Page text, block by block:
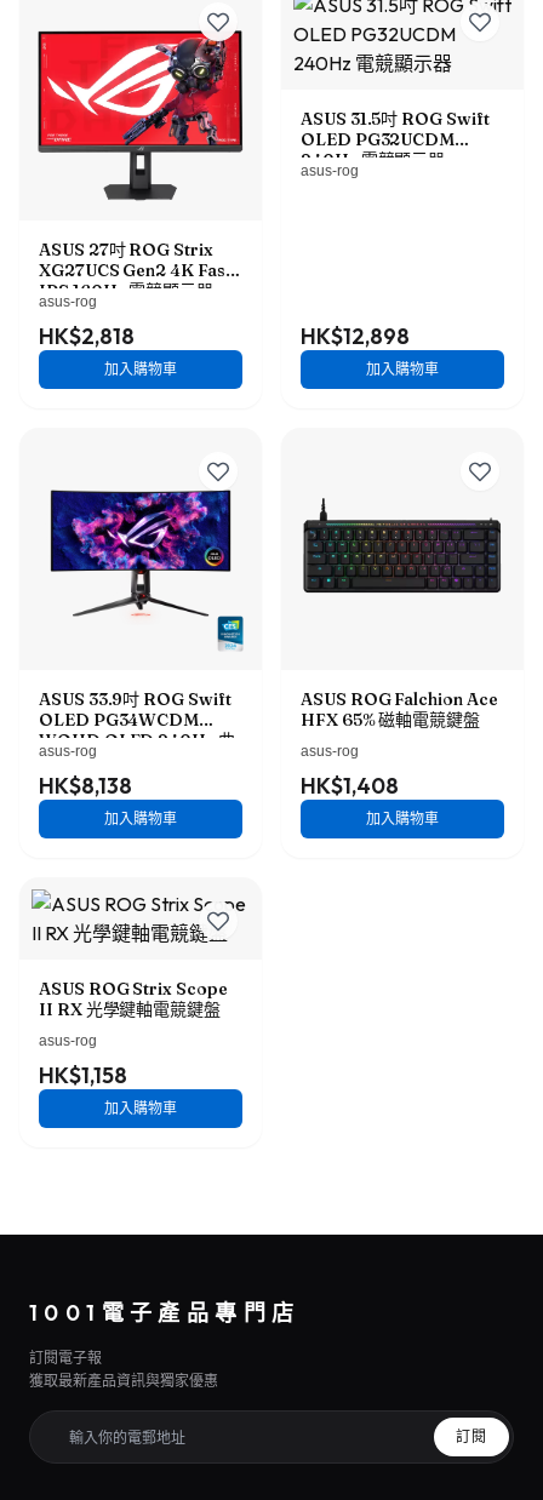
ASUS 27吋 ROG Strix
XG27UCS Gen2 4K Fast
IPS 160Hz 電競顯示器
XG27UCSR
asus-rog
HK$2,818
加入購物車
ASUS 31.5吋 ROG Swift
OLED PG32UCDM
240Hz 電競顯示器
asus-rog
HK$12,898
加入購物車
ASUS 33.9吋 ROG Swift
OLED PG34WCDM
WQHD OLED 240Hz 曲
面電競顯示器
asus-rog
HK$8,138
加入購物車
ASUS ROG Falchion Ace
HFX 65% 磁軸電競鍵盤
asus-rog
HK$1,408
加入購物車
ASUS ROG Strix Scope
II RX 光學鍵軸電競鍵盤
asus-rog
HK$1,158
加入購物車
1001電子產品專門店
訂閱電子報
獲取最新產品資訊與獨家優惠
訂閱